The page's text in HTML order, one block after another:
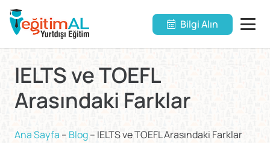
Bilgi Alın
IELTS ve TOEFL
Arasındaki Farklar
Ana Sayfa – Blog– IELTS ve TOEFL Arasındaki Farklar